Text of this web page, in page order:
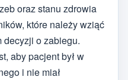
oraz stanu zdrowia
które należy wziąć
o zabiegu.
aby pacjent był w
i nie miał